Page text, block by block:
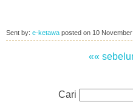
Sent by: e-ketawa posted on 10
««
Cari